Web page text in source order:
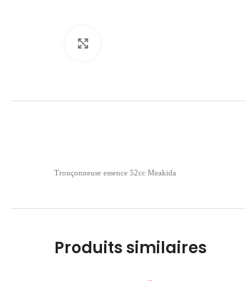
Tronçonneuse essence 52cc Meakida
Produits similaires